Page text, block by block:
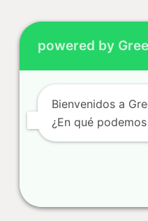
powered by
Bienvenidos a
¿En qué